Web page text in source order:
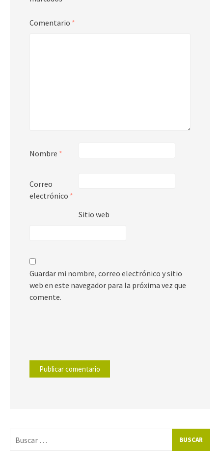
Comentario *
Nombre *
Correo
electrónico *
Sitio web
Guardar mi nombre, correo electrónico y sitio
web en este navegador para la próxima vez que
comente.
por: